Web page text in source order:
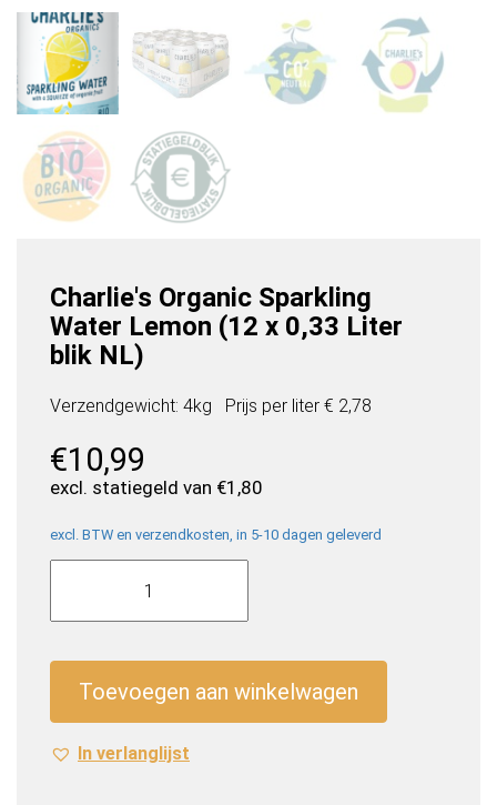
Charlie's Organic Sparkling
Water Lemon (12 x 0,33 Liter
blik NL)
Verzendgewicht: 4kg Prijs per liter € 2,78
€10,99
excl. statiegeld van €1,80
excl. BTW en verzendkosten, in 5-10 dagen geleverd
Charlie's
Sparkling
x
0,33
Toevoegen aan winkelwagen
In verlanglijst